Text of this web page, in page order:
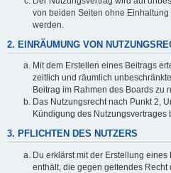
von beiden Seiten ohne
werden.
2. EINRÄUMUNG VON
Mit dem Erstellen eines Beitrags
zeitlich und räumlich
Beitrag im Rahmen des Boards zu
Das Nutzungsrecht nach Punkt 2,
Kündigung des Nutzungsvertrages
3. PFLICHTEN DES NUTZERS
Du erklärst mit der Erstellung
enthält, die gegen geltendes